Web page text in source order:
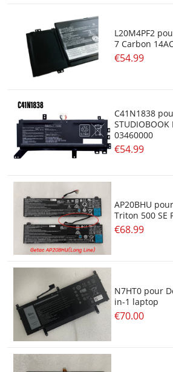
L20M4PF2
7 Carbon
€54.99
C41N1838
STUDIOBOOK
03460000
€54.99
AP20BHU
Triton 500 SE
€68.99
N7HT0 pour
in-1 laptop
€70.00